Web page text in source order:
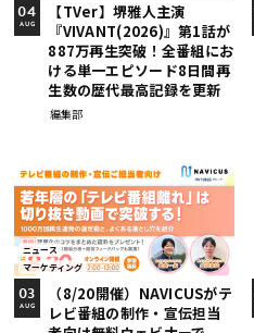
【TVer】堺雅人主演
『VIVANT(2026)』第1話が
887万再生突破！全番組にお
ける単一エピソード8日間再
生数の歴代最高記録を更新
編集部
04
AUG
ニュース
マーケティング
（8/20開催）NAVICUSがテ
レビ番組の制作・宣伝担当
03
AUG